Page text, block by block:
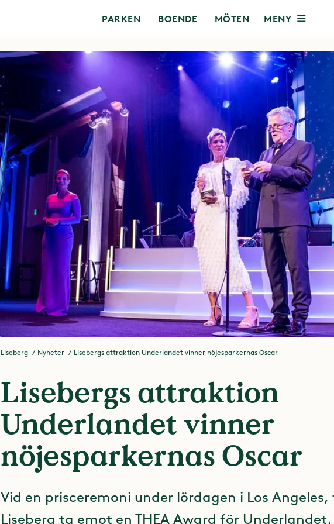
PARKEN BOENDE MÖTEN MENY
Liseberg Nyheter Lisebergs attraktion Underlandet vinner nöjesparkernas Oscar
Lisebergs attraktion
Underlandet vinner
nöjesparkernas Oscar
Vid en prisceremoni under lördagen i Los Angeles,
Liseberg ta emot en THEA Award för Underlandet.